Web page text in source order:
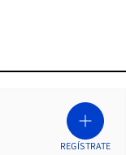
REGÍSTRATE